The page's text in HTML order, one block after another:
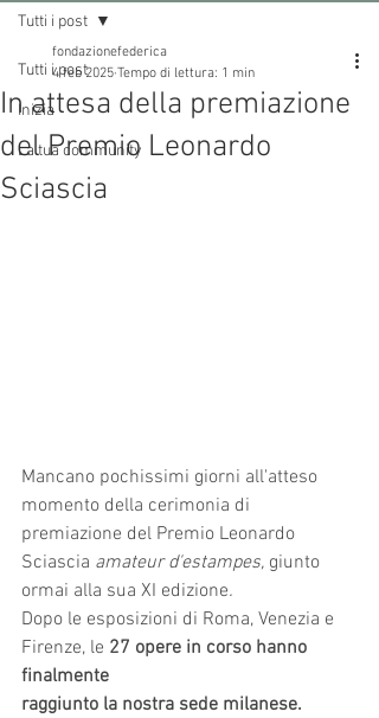
Tutti i post
Inizia
La tua community
Tutti i post
In attesa della premiazione
del Premio Leonardo
Sciascia
fondazionefederica
4 feb 2025 Tempo di lettura: 1 min
Mancano pochissimi giorni all'atteso
momento della cerimonia di
premiazione del Premio Leonardo
Sciascia amateur d'estampes, giunto
ormai alla sua XI edizione.
Dopo le esposizioni di Roma, Venezia e
Firenze, le 27 opere in corso hanno
finalmente
raggiunto la nostra sede milanese.